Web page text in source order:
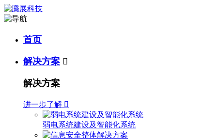
首页
解决方案 
解决方案
进一步了解 
弱电系统建设及智能化系统